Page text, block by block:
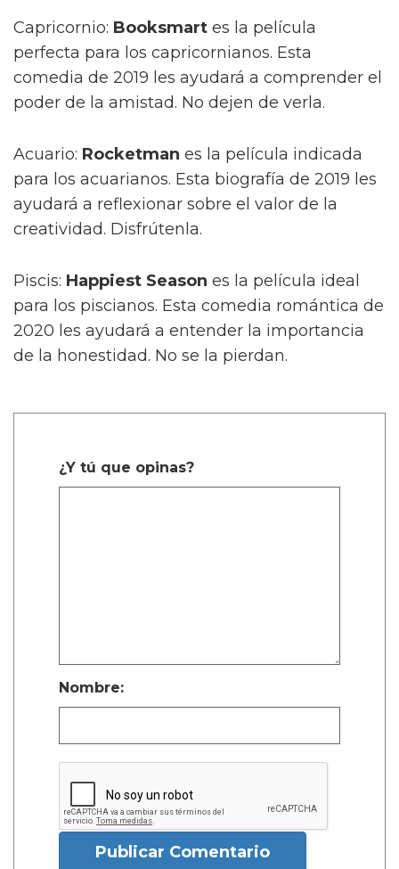
Capricornio: Booksmart es la película
perfecta para los capricornianos. Esta
comedia de 2019 les ayudará a comprender el
poder de la amistad. No dejen de verla.
Acuario: Rocketman es la película indicada
para los acuarianos. Esta biografía de 2019 les
ayudará a reflexionar sobre el valor de la
creatividad. Disfrútenla.
Piscis: Happiest Season es la película ideal
para los piscianos. Esta comedia romántica de
2020 les ayudará a entender la importancia
de la honestidad. No se la pierdan.
¿Y tú que opinas?
Nombre:
Publicar Comentario